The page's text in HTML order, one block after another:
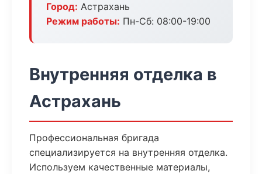
Город: Астрахань
Режим работы: Пн-Сб: 08:00-19:00
Внутренняя отделка в
Астрахань
Профессиональная бригада
специализируется на внутренняя отделка.
Используем качественные материалы,